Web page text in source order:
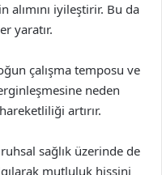
alımını iyileştirir. Bu da
yaratır.
çalışma temposu ve
neden
artırır.
sağlık üzerinde de
mutluluk hissini